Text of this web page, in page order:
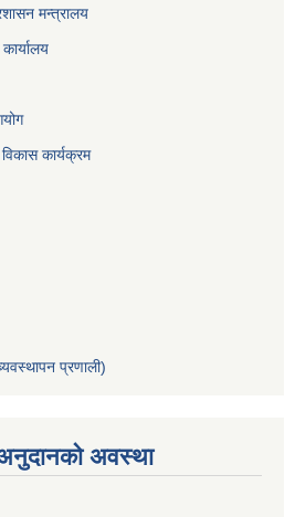
मन्त्रालय
कार्यक्रम
प्रणाली)
अवस्था